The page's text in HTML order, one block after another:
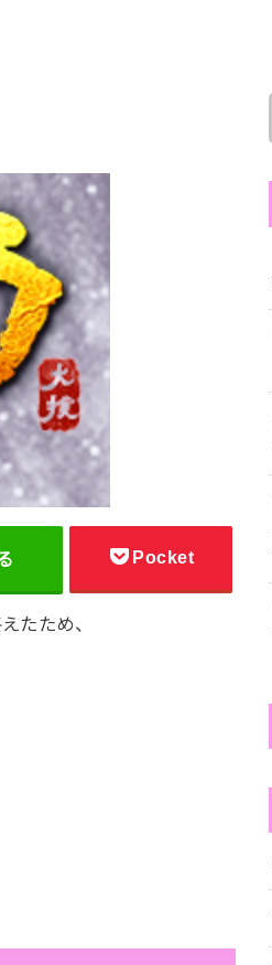
Pocket
たため、